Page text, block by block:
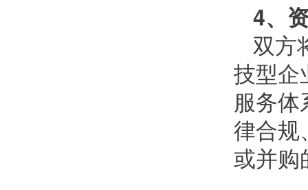
4、
双方
技型企
服务
律合规
或并购